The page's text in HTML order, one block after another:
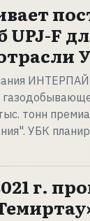
F
тонн
УБК
г.